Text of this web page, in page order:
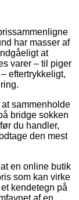
har masser af
at
varer – til piger
eftertrykkeligt,
sammenholde
bridge sokken
du handler,
den mest
en online butik
som kan virke
kendetegn på
af en